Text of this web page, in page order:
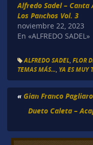
Alfredo Sadel – Canta
Los Panchos Vol. 3
noviembre 22, 2023
En «ALFREDO SADEL»
ALFREDO SADEL, FLOR
TEMAS MÁS... YA ES MUY
« Gian Franco
Dueto Caleta –